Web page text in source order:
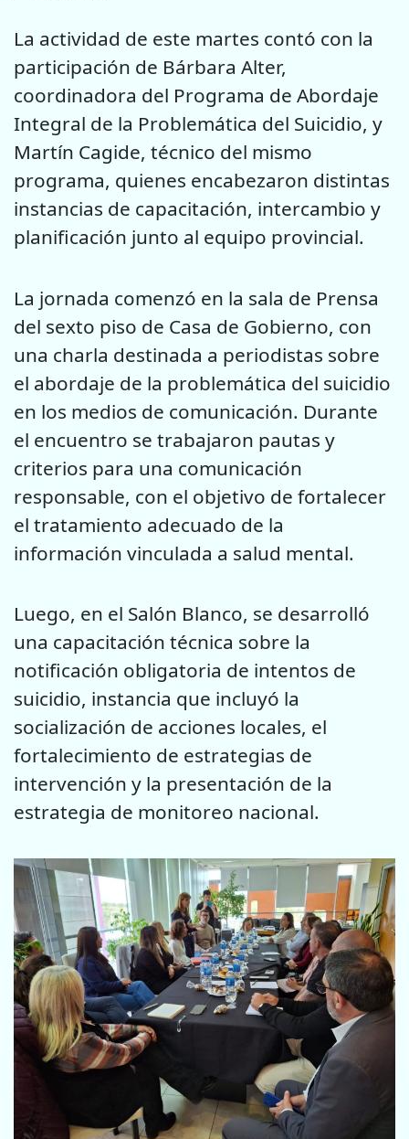
La actividad de este martes contó con la
participación de Bárbara Alter,
coordinadora del Programa de Abordaje
Integral de la Problemática del Suicidio, y
Martín Cagide, técnico del mismo
programa, quienes encabezaron distintas
instancias de capacitación, intercambio y
planificación junto al equipo provincial.
La jornada comenzó en la sala de Prensa
del sexto piso de Casa de Gobierno, con
una charla destinada a periodistas sobre
el abordaje de la problemática del suicidio
en los medios de comunicación. Durante
el encuentro se trabajaron pautas y
criterios para una comunicación
responsable, con el objetivo de fortalecer
el tratamiento adecuado de la
información vinculada a salud mental.
Luego, en el Salón Blanco, se desarrolló
una capacitación técnica sobre la
notificación obligatoria de intentos de
suicidio, instancia que incluyó la
socialización de acciones locales, el
fortalecimiento de estrategias de
intervención y la presentación de la
estrategia de monitoreo nacional.